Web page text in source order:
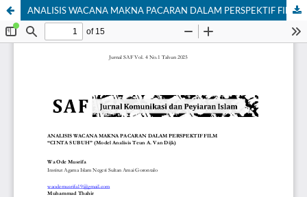
ANALISIS WACANA MAKNA PACARAN DALAM PERSPEKTIF FILM “CINTA SUBUH